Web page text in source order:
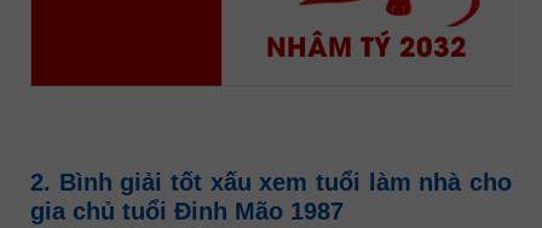
NHÂM TÝ 2032
2. Bình giải tốt xấu xem tuổi làm nhà cho
gia chủ tuổi Đinh Mão 1987